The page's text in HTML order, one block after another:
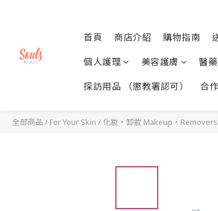
首頁 商店介紹 購物指南
個人護理 美容護膚 醫
探訪用品 （懲教署認可） 合
全部商品 / For Your Skin / 化妝・卸妝 Makeup・Removers